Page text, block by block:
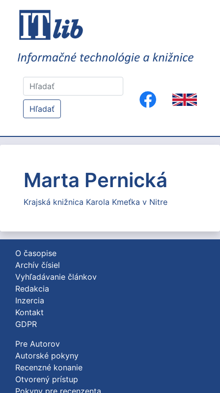
Hľadať
Marta Pernická
Krajská knižnica Karola Kmeťka v Nitre
O časopise
Archív čísiel
Vyhľadávanie článkov
Redakcia
Inzercia
Kontakt
GDPR
Pre Autorov
Autorské pokyny
Recenzné konanie
Otvorený prístup